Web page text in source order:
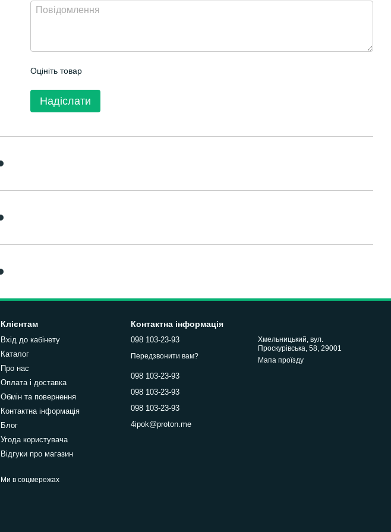
Оцініть товар
Надіслати
Клієнтам
Вхід до кабінету
Каталог
Про нас
Оплата і доставка
Обмін та повернення
Контактна інформація
Блог
Угода користувача
Відгуки про магазин
Ми в соцмережах
Контактна інформація
098 103-23-93
Передзвонити вам?
098 103-23-93
098 103-23-93
098 103-23-93
4ipok@proton.me
Хмельницький, вул.
Проскурівська, 58, 29001
Мапа проїзду